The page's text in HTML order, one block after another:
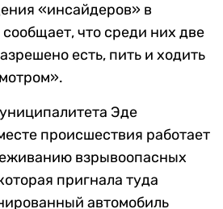
«инсайдеров» в
что среди них две
есть, пить и ходить
Эде
происшествия работает
взрывоопасных
пригнала туда
автомобиль